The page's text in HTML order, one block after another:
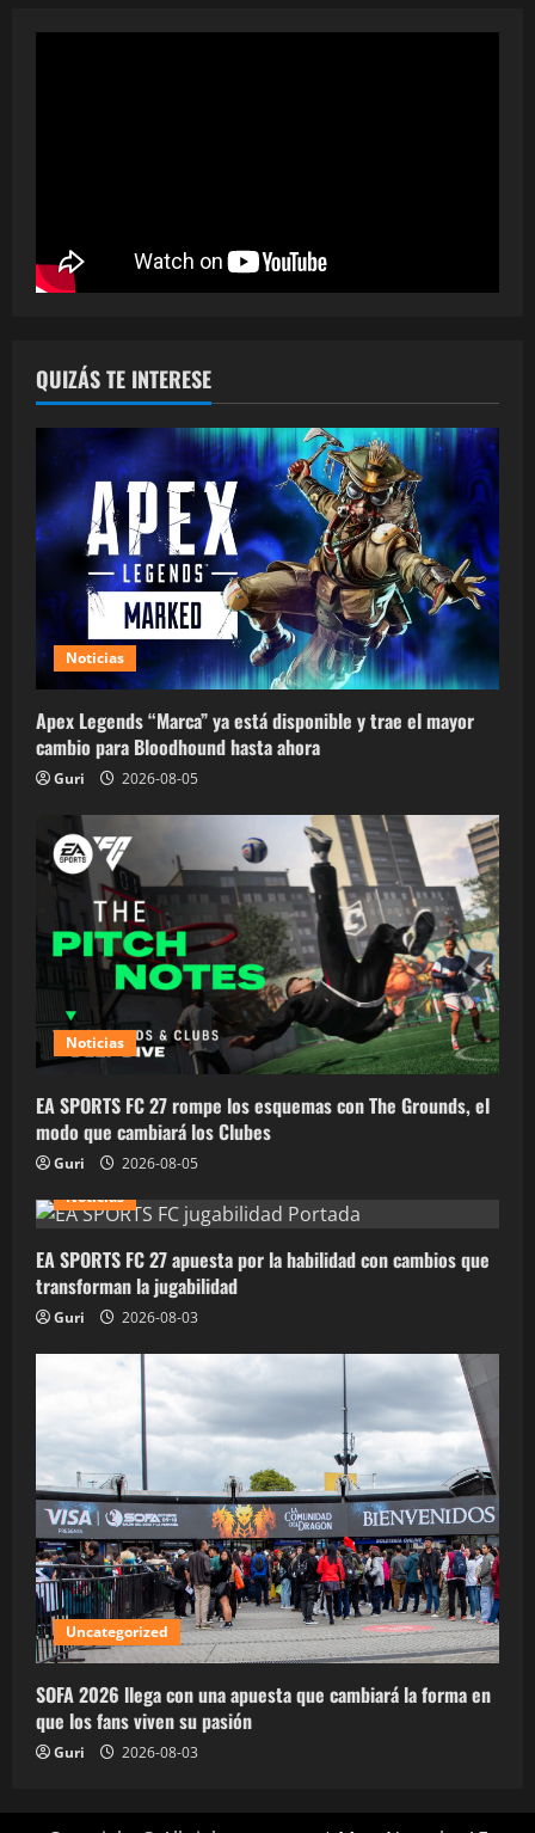
QUIZÁS TE INTERESE
Noticias
Apex Legends “Marca” ya está disponible y trae el mayor
cambio para Bloodhound hasta ahora
Guri 2026-08-05
Noticias
EA SPORTS FC 27 rompe los esquemas con The Grounds, el
modo que cambiará los Clubes
Guri
2026-08-05
Noticias
EA SPORTS FC 27 apuesta por la habilidad con cambios que
transforman la jugabilidad
Guri 2026-08-03
Uncategorized
SOFA 2026 llega con una apuesta que cambiará la forma en
que los fans viven su pasión
Guri 2026-08-03